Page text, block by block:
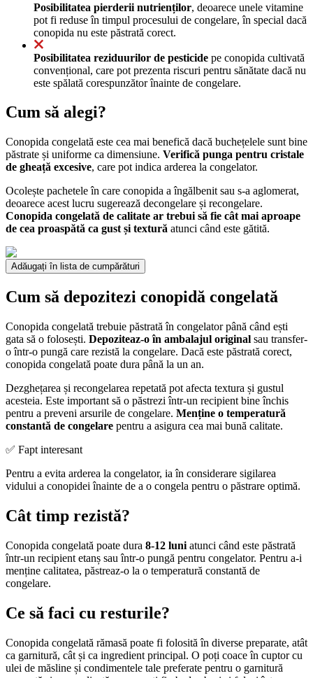
Posibilitatea pierderii nutrienților, deoarece unele vitamine
pot fi reduse în timpul procesului de congelare, în special dacă
conopida nu este păstrată corect.
Posibilitatea reziduurilor de pesticide pe conopida cultivată
convențional, care pot prezenta riscuri pentru sănătate dacă nu
este spălată corespunzător înainte de congelare.
Cum să alegi?
Conopida congelată este cea mai benefică dacă buchețelele sunt bine
păstrate și uniforme ca dimensiune. Verifică punga pentru cristale
de gheață excesive, care pot indica arderea la congelator.
Ocolește pachetele în care conopida a îngălbenit sau s-a aglomerat,
deoarece acest lucru sugerează decongelare și recongelare.
Conopida congelată de calitate ar trebui să fie cât mai aproape
de cea proaspătă ca gust și textură atunci când este gătită.
Adăugați în lista de cumpărături
Cum să depozitezi conopidă congelată
Conopida congelată trebuie păstrată în congelator până când ești
gata să o folosești. Depoziteaz-o în ambalajul original sau transfer-
o într-o pungă care rezistă la congelare. Dacă este păstrată corect,
conopida congelată poate dura până la un an.
Dezghețarea și recongelarea repetată pot afecta textura și gustul
acesteia. Este important să o păstrezi într-un recipient bine închis
pentru a preveni arsurile de congelare. Menține o temperatură
constantă de congelare pentru a asigura cea mai bună calitate.
✅ Fapt interesant
Pentru a evita arderea la congelator, ia în considerare sigilarea
vidului a conopidei înainte de a o congela pentru o păstrare optimă.
Cât timp rezistă?
Conopida congelată poate dura 8-12 luni atunci când este păstrată
într-un recipient etanș sau într-o pungă pentru congelator. Pentru a-i
menține calitatea, păstreaz-o la o temperatură constantă de
congelare.
Ce să faci cu resturile?
Conopida congelată rămasă poate fi folosită în diverse preparate, atât
ca garnitură, cât și ca ingredient principal. O poți coace în cuptor cu
ulei de măsline și condimentele tale preferate pentru o garnitură